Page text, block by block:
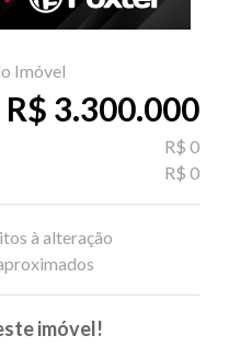
Imóvel
R$ 3.300.000
R$ 0
R$ 0
à alteração
imóvel!